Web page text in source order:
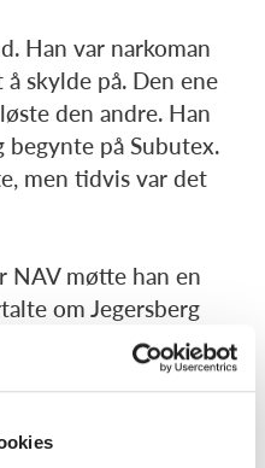
Han var narkoman
skylde på. Den ene
den andre. Han
begynte på Subutex.
men tidvis var det
NAV møtte han en
om Jegersberg
på nye oppdrag.
lite selvtillit. I
sa halvhøyt til seg